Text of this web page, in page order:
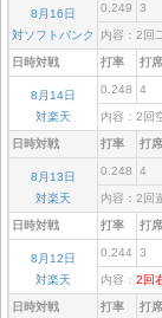
8月16日
対ソフトバンク
0.249 3
内容：2
日時対戦 打率 打席
8月14日
対楽天
0.248 4
内容：2回
日時対戦 打率 打席
8月13日
対楽天
0.248 4
内容：2回
日時対戦 打率 打席
8月12日
対楽天
0.244 3
内容： 2回
日時対戦 打率 打席